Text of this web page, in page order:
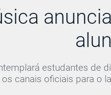
estudantes de
canais oficiais para o